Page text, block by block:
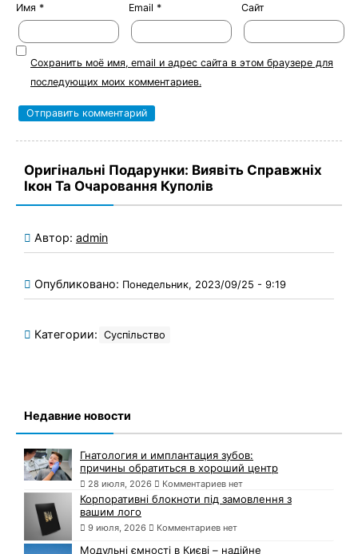
Имя * Email * Сайт
Сохранить моё имя, email и адрес сайта в этом браузере для
последующих моих комментариев.
Оригінальні Подарунки: Виявіть Справжніх
Ікон Та Очаровання Куполів
Автор: admin
Опубликовано: Понедельник, 2023/09/25 - 9:19
Категории: Суспільство
Недавние новости
Гнатология и имплантация зубов:
причины обратиться в хороший центр
28 июля, 2026 Комментариев нет
Корпоративні блокноти під замовлення з
вашим лого
9 июля, 2026 Комментариев нет
Модульні ємності в Києві – надійне